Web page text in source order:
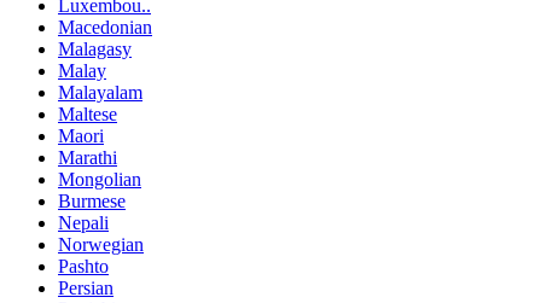
Luxembou..
Macedonian
Malagasy
Malay
Malayalam
Maltese
Maori
Marathi
Mongolian
Burmese
Nepali
Norwegian
Pashto
Persian